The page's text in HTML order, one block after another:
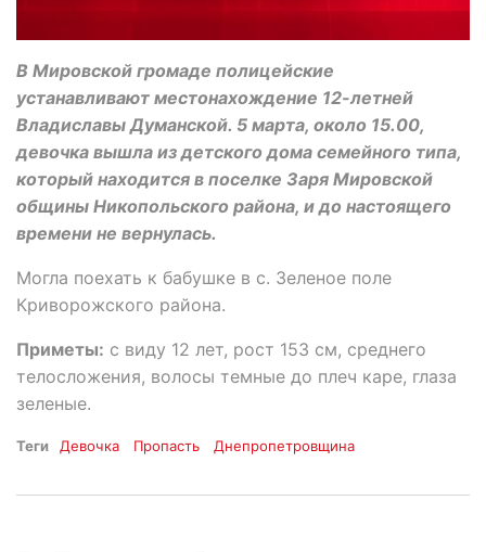
В Мировской громаде полицейские
устанавливают местонахождение 12-летней
Владиславы Думанской. 5 марта, около 15.00,
девочка вышла из детского дома семейного типа,
который находится в поселке Заря Мировской
общины Никопольского района, и до настоящего
времени не вернулась.
Могла поехать к бабушке в с. Зеленое поле
Криворожского района.
Приметы: с виду 12 лет, рост 153 см, среднего
телосложения, волосы темные до плеч каре, глаза
зеленые.
Теги Девочка Пропасть Днепропетровщина